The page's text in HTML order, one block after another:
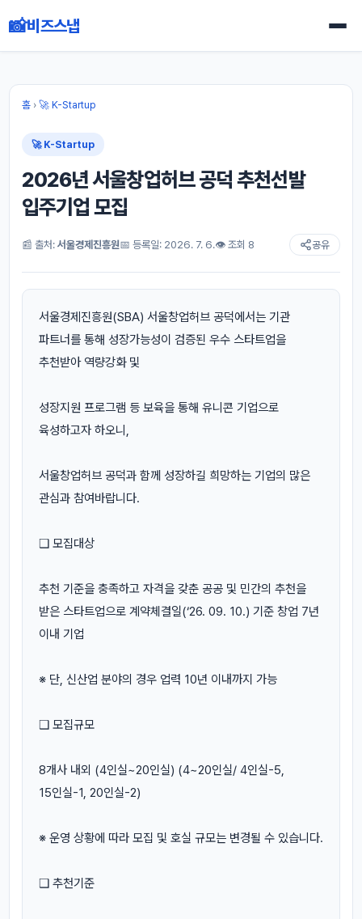
📸비즈스냅
홈› 🚀 K-Startup
🚀 K-Startup
2026년 서울창업허브 공덕 추천선발
입주기업 모집
📰 출처: 서울경제진흥원📅 등록일: 2026. 7. 6.👁 조회 8 공유
서울경제진흥원(SBA) 서울창업허브 공덕에서는 기관
파트너를 통해 성장가능성이 검증된 우수 스타트업을
추천받아 역량강화 및
성장지원 프로그램 등 보육을 통해 유니콘 기업으로
육성하고자 하오니,
서울창업허브 공덕과 함께 성장하길 희망하는 기업의 많은
관심과 참여바랍니다.
❑ 모집대상
추천 기준을 충족하고 자격을 갖춘 공공 및 민간의 추천을
받은 스타트업으로 계약체결일(‘26. 09. 10.) 기준 창업 7년
이내 기업
※ 단, 신산업 분야의 경우 업력 10년 이내까지 가능
❑ 모집규모
8개사 내외 (4인실~20인실) (4~20인실/ 4인실-5,
15인실-1, 20인실-2)
※ 운영 상황에 따라 모집 및 호실 규모는 변경될 수 있습니다.
❑ 추천기준